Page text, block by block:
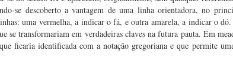
se descoberto a vantagem de uma linha orientadora, no
uma vermelha, a indicar o fá, e outra amarela, a indicar o dó.
se transformariam em verdadeiras claves na futura pauta. Em
ficaria identificada com a notação gregoriana e que permite